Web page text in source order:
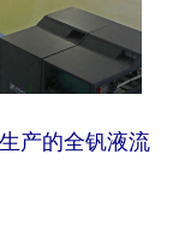
产的全钒液流